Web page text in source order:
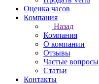
Оценка часов
Компания
Назад
Компания
О компании
Отзывы
Частые вопросы
Статьи
Контакты